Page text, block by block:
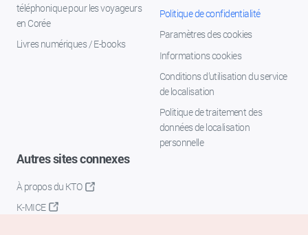
téléphonique pour les voyageurs
en Corée
Livres numériques / E-books
Politique de confidentialité
Paramètres des cookies
Informations cookies
Conditions d’utilisation du service
de localisation
Politique de traitement des
données de localisation
personnelle
Autres sites connexes
À propos du KTO
K-MICE